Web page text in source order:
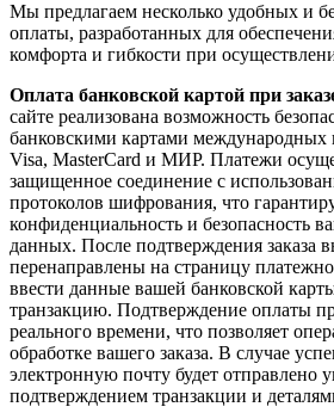
Мы предлагаем несколько удобных и
оплаты, разработанных для
комфорта и гибкости при
Оплата банковской картой при
сайте реализована возможность
банковскими картами международных
Visa, MasterCard и МИР. Платежи
защищенное соединение с
протоколов шифрования, что
конфиденциальность и безопасность
данных. После подтверждения заказа
перенаправлены на страницу
ввести данные вашей банковской
транзакцию. Подтверждение оплаты
реального времени, что позволяет
обработке вашего заказа. В случае
электронную почту будет отправлено
подтверждением транзакции и